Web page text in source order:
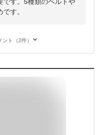
です。5種類のベルトや
す。
ト（2件）